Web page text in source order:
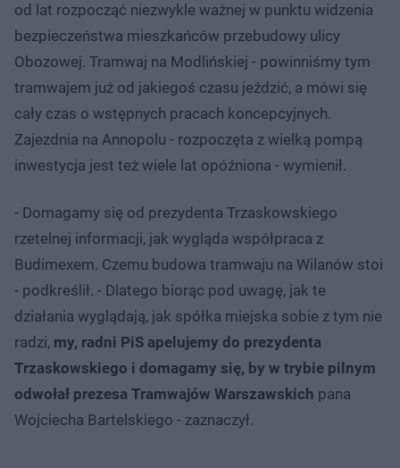
od lat rozpocząć niezwykle ważnej w punktu widzenia
bezpieczeństwa mieszkańców przebudowy ulicy
Obozowej. Tramwaj na Modlińskiej - powinniśmy tym
tramwajem już od jakiegoś czasu jeździć, a mówi się
cały czas o wstępnych pracach koncepcyjnych.
Zajezdnia na Annopolu - rozpoczęta z wielką pompą
inwestycja jest też wiele lat opóźniona - wymienił.
- Domagamy się od prezydenta Trzaskowskiego
rzetelnej informacji, jak wygląda współpraca z
Budimexem. Czemu budowa tramwaju na Wilanów stoi
- podkreślił. - Dlatego biorąc pod uwagę, jak te
działania wyglądają, jak spółka miejska sobie z tym nie
radzi, my, radni PiS apelujemy do prezydenta
Trzaskowskiego i domagamy się, by w trybie pilnym
odwołał prezesa Tramwajów Warszawskich pana
Wojciecha Bartelskiego - zaznaczył.